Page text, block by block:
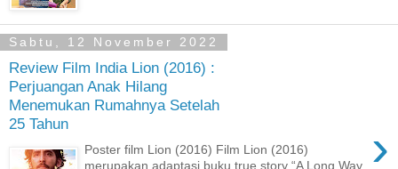
Sabtu, 12 November 2022
Review Film India Lion (2016) :
Perjuangan Anak Hilang
Menemukan Rumahnya Setelah
25 Tahun
›
Poster film Lion (2016) Film Lion (2016)
merupakan adaptasi buku true story “A Long Way